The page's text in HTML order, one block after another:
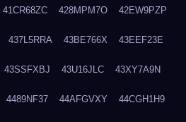
41CR68ZC 428MPM7O 42EW9PZP
437L5RRA 43BE766X 43EEF23E
43SSFXBJ 43U16JLC 43XY7A9N
4489NF37 44AFGVXY 44CGH1H9